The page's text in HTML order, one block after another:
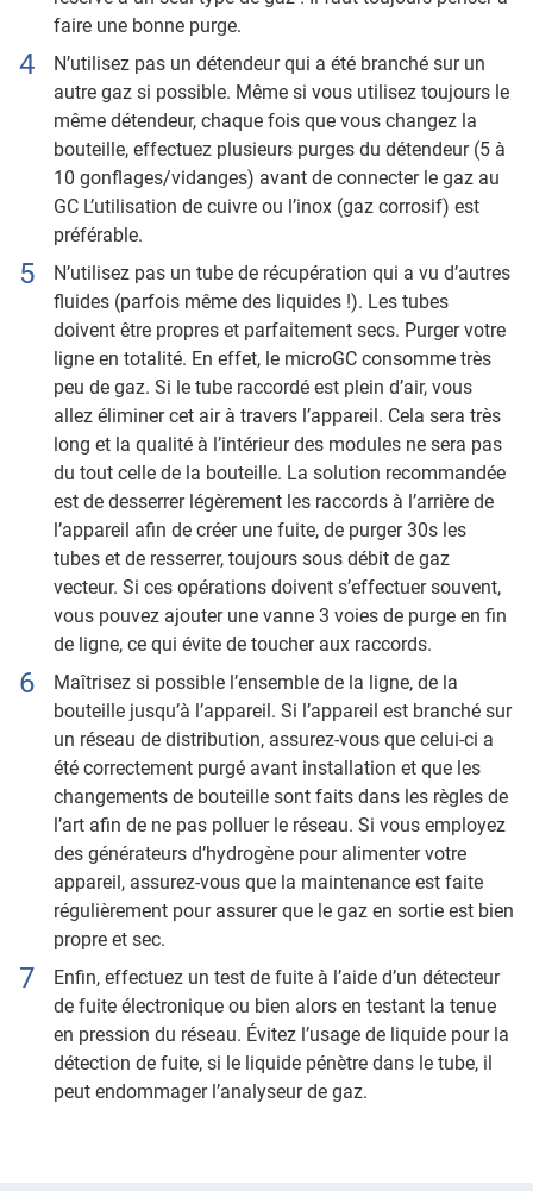
faire une bonne purge.
N’utilisez pas un détendeur qui a été branché sur un
autre gaz si possible. Même si vous utilisez toujours le
même détendeur, chaque fois que vous changez la
bouteille, effectuez plusieurs purges du détendeur (5 à
10 gonflages/vidanges) avant de connecter le gaz au
GC L’utilisation de cuivre ou l’inox (gaz corrosif) est
préférable.
N’utilisez pas un tube de récupération qui a vu d’autres
fluides (parfois même des liquides !). Les tubes
doivent être propres et parfaitement secs. Purger votre
ligne en totalité. En effet, le microGC consomme très
peu de gaz. Si le tube raccordé est plein d’air, vous
allez éliminer cet air à travers l’appareil. Cela sera très
long et la qualité à l’intérieur des modules ne sera pas
du tout celle de la bouteille. La solution recommandée
est de desserrer légèrement les raccords à l’arrière de
l’appareil afin de créer une fuite, de purger 30s les
tubes et de resserrer, toujours sous débit de gaz
vecteur. Si ces opérations doivent s’effectuer souvent,
vous pouvez ajouter une vanne 3 voies de purge en fin
de ligne, ce qui évite de toucher aux raccords.
Maîtrisez si possible l’ensemble de la ligne, de la
bouteille jusqu’à l’appareil. Si l’appareil est branché sur
un réseau de distribution, assurez-vous que celui-ci a
été correctement purgé avant installation et que les
changements de bouteille sont faits dans les règles de
l’art afin de ne pas polluer le réseau. Si vous employez
des générateurs d’hydrogène pour alimenter votre
appareil, assurez-vous que la maintenance est faite
régulièrement pour assurer que le gaz en sortie est bien
propre et sec.
Enfin, effectuez un test de fuite à l’aide d’un détecteur
de fuite électronique ou bien alors en testant la tenue
en pression du réseau. Évitez l’usage de liquide pour la
détection de fuite, si le liquide pénètre dans le tube, il
peut endommager l’analyseur de gaz.